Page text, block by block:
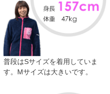
普段はSサイズを着用していま
す。Mサイズは大きいです。